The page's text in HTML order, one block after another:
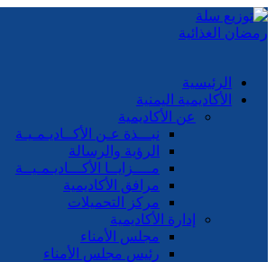
الرئيسية
الأكاديمية اليمنية
عن الأكاديمية
نبـــذة عـن الأكــاديـمـيـة
الرؤية والرسالة
مــــزايــا الأكـــاديـمـيــة
مرافق الأكاديمية
مركز التحميلات
إدارة الأكاديمية
مجلس الأمناء
رئيس مجلس الأمناء